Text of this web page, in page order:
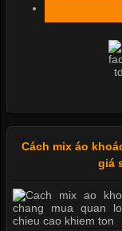
Cách mix áo
giá